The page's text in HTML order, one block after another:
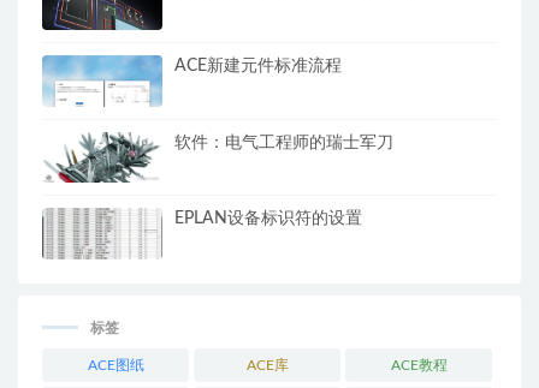
ACE新建元件标准流程
软件：电气工程师的瑞士军刀
EPLAN设备标识符的设置
标签
ACE图纸 ACE库 ACE教程